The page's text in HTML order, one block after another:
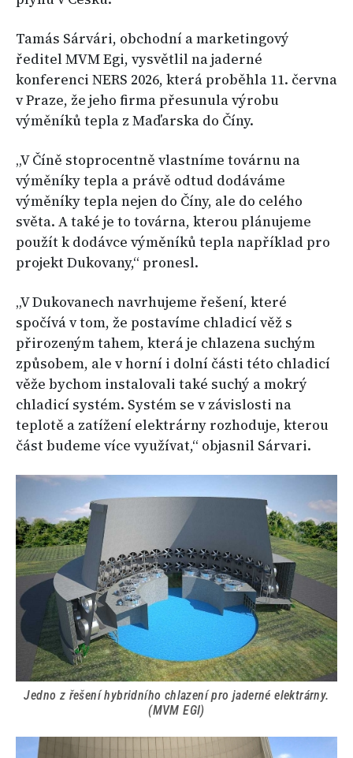
Tamás Sárvári, obchodní a marketingový
ředitel MVM Egi, vysvětlil na jaderné
konferenci NERS 2026, která proběhla 11. června
v Praze, že jeho firma přesunula výrobu
výměníků tepla z Maďarska do Číny.
„V Číně stoprocentně vlastníme továrnu na
výměníky tepla a právě odtud dodáváme
výměníky tepla nejen do Číny, ale do celého
světa. A také je to továrna, kterou plánujeme
použít k dodávce výměníků tepla například pro
projekt Dukovany,“ pronesl.
„V Dukovanech navrhujeme řešení, které
spočívá v tom, že postavíme chladicí věž s
přirozeným tahem, která je chlazena suchým
způsobem, ale v horní i dolní části této chladicí
věže bychom instalovali také suchý a mokrý
chladicí systém. Systém se v závislosti na
teplotě a zatížení elektrárny rozhoduje, kterou
část budeme více využívat,“ objasnil Sárvari.
Jedno z řešení hybridního chlazení pro jaderné elektrárny.
(MVM EGI)